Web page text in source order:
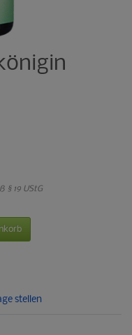
§ 19 UStG
stellen